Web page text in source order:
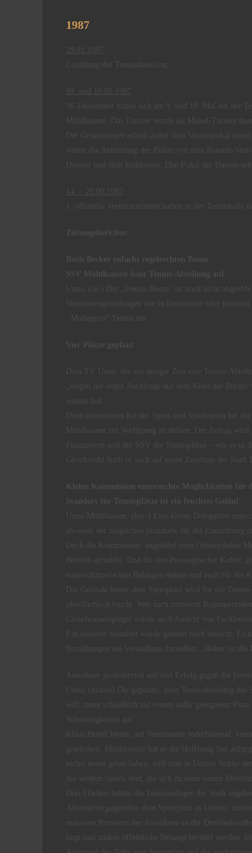
1987
29.01.1987
09. und 10.05.1987
36 Teilnehmer trafen sich am 9. und 10. Mai auf der
Der Gesamtsieger erhielt außer dem Vereinspokal
wurde die Anmietung der Plätze von dem Renault-
Diesner und Rolf Kuhlmann. Den Pokal der Damen
14. – 20.09.1987
1. offizielle Vereinsmeisterschaften in der Tennishalle
Zeitungsberichte:
Boris Becker enfacht regelrechten Boom
SSV Mühlhausen baut Tennis-Abteilung auf
Unna, (se-) Der „Tennis-Boom“ ist noch nicht
Vereinsneugründungen wie in Hemmerde oder
Dem TV Unna, der vor einiger Zeit eine Tennis-
Denn unterdessen hat der Sport-und Spielverein bei
Mühlhausen zur Verfügung zu stellen. Der Antrag wird
Finanzieren will der SSV die Tennisplätze – wie es in
Gleichwohl hofft er auch auf einen Zuschuss der Stadt
Kleine Kommission untersuchte Möglichkeiten für
Standort für Tennisplätze ist ein feuchtes Geläuf
Unna-Mühlhausen. (ber-) Eine kleine Delegation
als einer der möglichen Standorte für die Einrichtung
Bereich sprudeln. Und für den Pressesprecher
Das Gelände hinter dem Sportplatz wird für die
oberflächlich feucht. Wer nach mittleren
Ein weiterer Standort wurde gestern noch besucht.
Unna, (mamu) Die geplante, neue Tennisabteilung
will, muss schließlich auf einem dafür geeigneten
Schwierigkeiten auf.
Klaus Bernd Weise, auf Vereinsseite federführend,
geschoben. Mittlerweile hat er die Hoffnung fast
nichts neues getan haben, will man in Uelzen Stärke
des weißen Sports sind, die sich zu einer neuen
Drei Flächen hatten die Tenniswilliger der Stadt
Alternative gegenüber dem Sportplatz in Uelzen,
massiven Protesten der Anwohner an der